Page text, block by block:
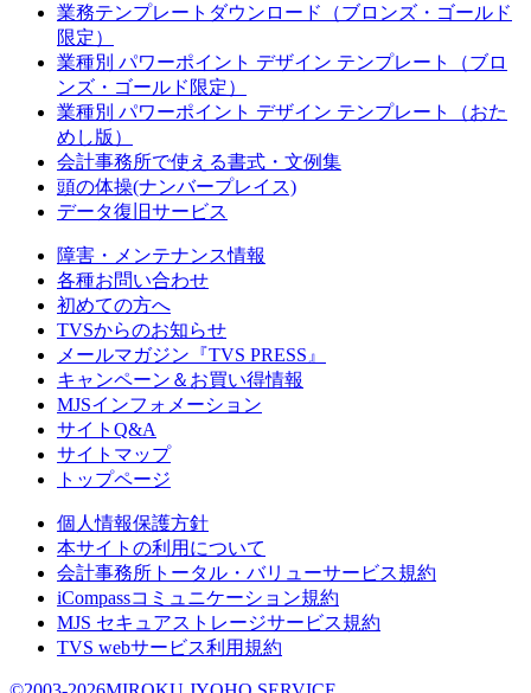
業務テンプレートダウンロード（ブロンズ・ゴールド
限定）
業種別 パワーポイント デザイン テンプレート（ブロ
ンズ・ゴールド限定）
業種別 パワーポイント デザイン テンプレート（おた
めし版）
会計事務所で使える書式・文例集
頭の体操(ナンバープレイス)
データ復旧サービス
障害・メンテナンス情報
各種お問い合わせ
初めての方へ
TVSからのお知らせ
メールマガジン『TVS PRESS』
キャンペーン＆お買い得情報
MJSインフォメーション
サイトQ&A
サイトマップ
トップページ
個人情報保護方針
本サイトの利用について
会計事務所トータル・バリューサービス規約
iCompassコミュニケーション規約
MJS セキュアストレージサービス規約
TVS webサービス利用規約